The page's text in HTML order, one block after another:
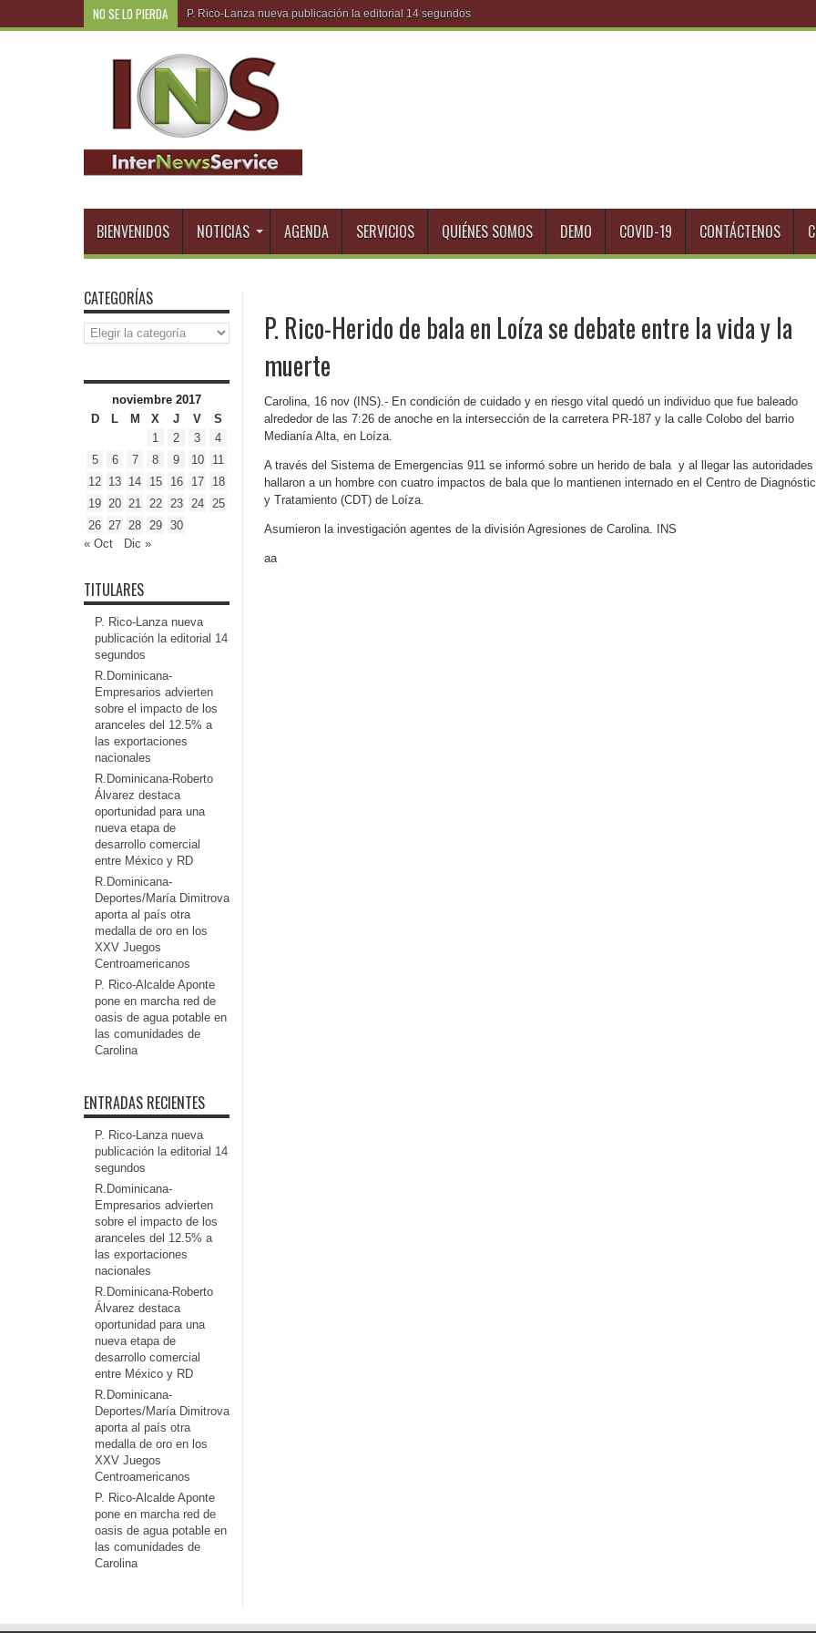
NO SE LO PIERDA R.Domi
BIENVENIDOS NOTICIAS AGENDA SERVICIOS QUIÉNES SOMOS DEMO COVID-19 CONTÁCTENOS
P. Rico-Herido de bala en Loíza se debate entre la vida y la
muerte
Carolina, 16 nov (INS).- En condición de cuidado y en riesgo vital quedó un individuo que fue baleado
alrededor de las 7:26 de anoche en la intersección de la carretera PR-187 y la calle Colobo del barrio
Medianía Alta, en Loíza.
A través del Sistema de Emergencias 911 se informó sobre un herido de bala y al llegar las autoridades
hallaron a un hombre con cuatro impactos de bala que lo mantienen internado en el Centro de
y Tratamiento (CDT) de Loíza.
Asumieron la investigación agentes de la división Agresiones de Carolina. INS
aa
CATEGORÍAS
Categorías
noviembre 2017
D
L M X J V
S
1
2 3
4
5
6 7 8 9 10
11
12 13 14 15 16 17
18
19 20 21 22 23 24
25
26 27 28 29
30
« Oct
Dic »
TITULARES
P. Rico-Lanza nueva
publicación la editorial 14
segundos
R.Dominicana-
Empresarios advierten
sobre el impacto de los
aranceles del 12.5% a
las exportaciones
nacionales
R.Dominicana-Roberto
Álvarez destaca
oportunidad para una
nueva etapa de
desarrollo comercial
entre México y RD
R.Dominicana-
Deportes/María Dimitrova
aporta al país otra
medalla de oro en los
XXV Juegos
Centroamericanos
P. Rico-Alcalde Aponte
pone en marcha red de
oasis de agua potable en
las comunidades de
Carolina
ENTRADAS RECIENTES
P. Rico-Lanza nueva
publicación la editorial 14
segundos
R.Dominicana-
Empresarios advierten
sobre el impacto de los
aranceles del 12.5% a
las exportaciones
nacionales
R.Dominicana-Roberto
Álvarez destaca
oportunidad para una
nueva etapa de
desarrollo comercial
entre México y RD
R.Dominicana-
Deportes/María Dimitrova
aporta al país otra
medalla de oro en los
XXV Juegos
Centroamericanos
P. Rico-Alcalde Aponte
pone en marcha red de
oasis de agua potable en
las comunidades de
Carolina